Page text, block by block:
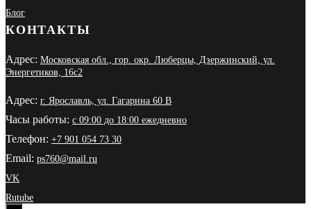
Блог
КОНТАКТЫ
Адрес: Московская обл., гор. окр. Люберцы, Дзержинский, ул.
Энергетиков, 16с2
Адрес: г. Ярославль, ул. Гагарина 60 В
Часы работы: с 09:00 до 18:00 ежедневно
Телефон: +7 901 054 73 30
Email: ps760@mail.ru
VK
Rutube